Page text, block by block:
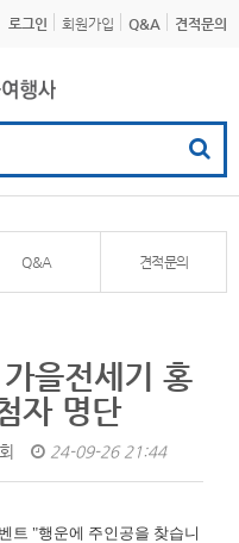
로그인 회원가입 Q&A 견적문의
Q&A 견적문의
을전세기 홍
자 명단
24-09-26 21:44
트 "행운에 주인공을 찾습니